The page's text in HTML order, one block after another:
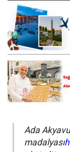
Ada
madalyası